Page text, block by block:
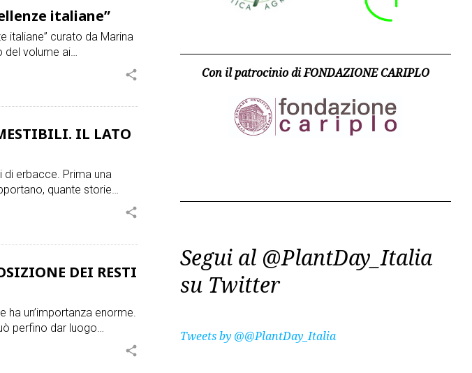
italiane”
italiane” curato da Marina
del volume ai…
share
IL LATO
di erbacce. Prima una
quante storie…
share
DEI RESTI
ha un’importanza enorme.
perfino dar luogo…
share
Con il patrocinio di FONDAZIONE CARIPLO
Segui al @PlantDay_Italia
su Twitter
Tweets by @@PlantDay_Italia